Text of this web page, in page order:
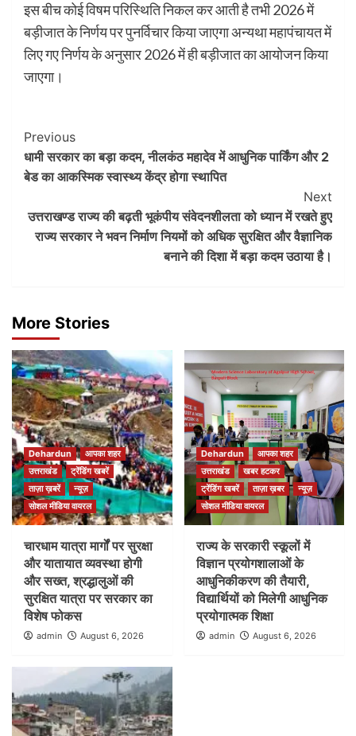
इस बीच कोई विषम परिस्थिति निकल कर आती है तभी 2026 में
बड़ीजात के निर्णय पर पुनर्विचार किया जाएगा अन्यथा महापंचायत में
लिए गए निर्णय के अनुसार 2026 में ही बड़ीजात का आयोजन किया
जाएगा।
Post
Navigation
Previous
धामी सरकार का बड़ा कदम, नीलकंठ महादेव में आधुनिक पार्किंग और 2
बेड का आकस्मिक स्वास्थ्य केंद्र होगा स्थापित
Next
उत्तराखण्ड राज्य की बढ़ती भूकंपीय संवेदनशीलता को ध्यान में रखते हुए
राज्य सरकार ने भवन निर्माण नियमों को अधिक सुरक्षित और वैज्ञानिक
बनाने की दिशा में बड़ा कदम उठाया है।
More Stories
Dehardun
आपका शहर
उत्तराखंड
ट्रेंडिंग खबरें
ताज़ा ख़बरें
न्यूज़
सोशल मीडिया वायरल
चारधाम यात्रा मार्गों पर सुरक्षा
और यातायात व्यवस्था होगी
और सख्त, श्रद्धालुओं की
सुरक्षित यात्रा पर सरकार का
विशेष फोकस
admin August 6, 2026
Dehardun
आपका शहर
उत्तराखंड
खबर हटकर
ट्रेंडिंग खबरें
ताज़ा ख़बर
न्यूज़
सोशल मीडिया वायरल
राज्य के सरकारी स्कूलों में
विज्ञान प्रयोगशालाओं के
आधुनिकीकरण की तैयारी,
विद्यार्थियों को मिलेगी आधुनिक
प्रयोगात्मक शिक्षा
admin August 6, 2026